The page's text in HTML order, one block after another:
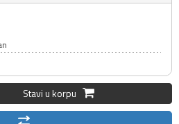
Stavi u korpu